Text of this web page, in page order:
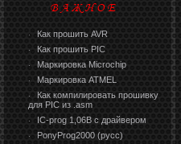
· Как прошить AVR
· Как прошить PIC
· Маркировка Microchip
· Маркировка ATMEL
·
Как компилировать прошивку
для PIC из .asm
· IC-prog 1,06В с драйвером
· PonyProg2000 (русс)